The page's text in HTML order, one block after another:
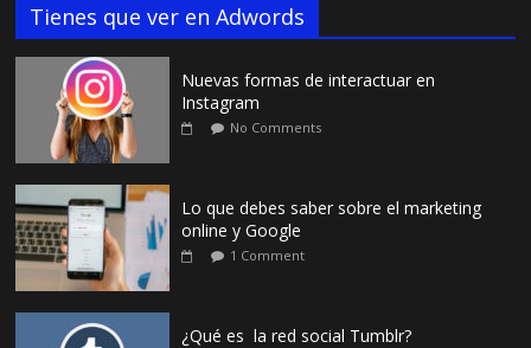
Tienes que ver en Adwords
Nuevas formas de interactuar en
Instagram
No Comments
Lo que debes saber sobre el marketing
online y Google
1 Comment
¿Qué es la red social Tumblr?